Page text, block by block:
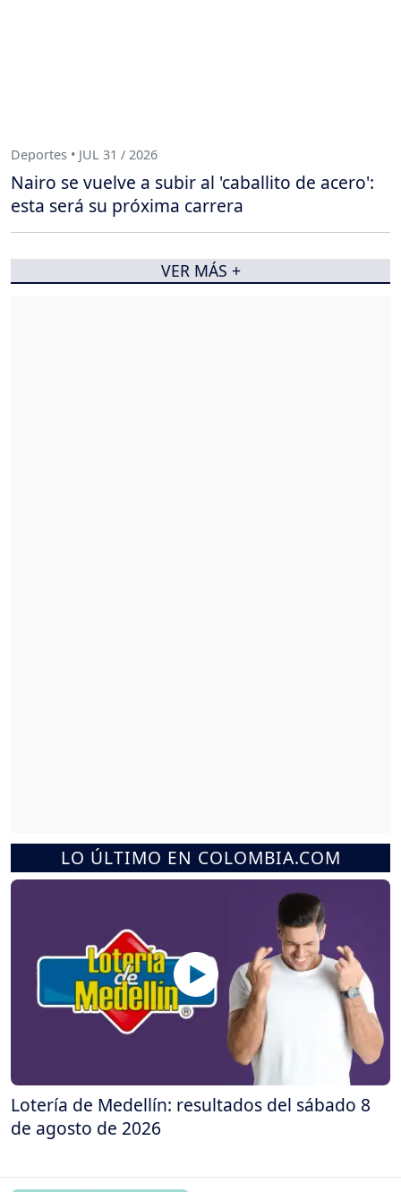
LO ÚLTIMO EN COLOMBIA.COM
Lotería de Medellín: resultados del sábado 8
de agosto de 2026
Deportes • JUL 31 / 2026
Nairo se vuelve a subir al 'caballito de acero':
esta será su próxima carrera
VER MÁS +